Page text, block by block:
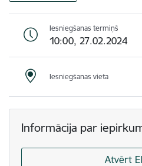
Iesniegšanas termiņš
10:00, 27.02.2024
Iesniegšanas vieta
Informācija par
Atvērt